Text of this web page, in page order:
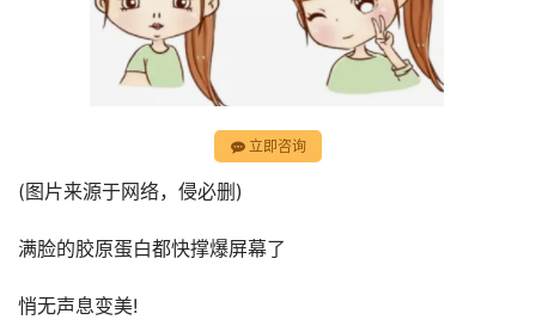
立即咨询
(图片来源于网络，侵必删)
满脸的胶原蛋白都快撑爆屏幕了
悄无声息变美!